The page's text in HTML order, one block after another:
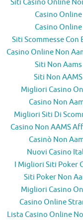
Siti Casino Online
Casino Online
Casino Online
Siti Scommesse Con
Casino Online Non
Siti Non Aams
Siti Non AAMS
Migliori Casino
Casino Non
Migliori Siti Di
Casino Non AAMS
Casinò Non
Nuovi Casino
I Migliori Siti Poker
Siti Poker Non
Migliori Casino
Casino Online
Lista Casino Online